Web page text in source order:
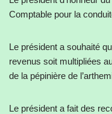
Comptable pour la
Le président a souhaité
revenus soit multipliées
de la pépinière de
Le président a fait des